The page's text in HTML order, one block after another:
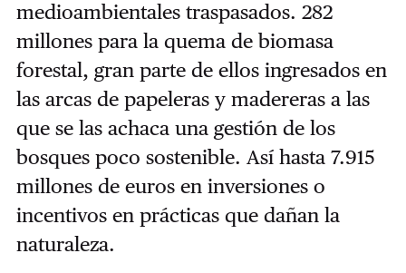
medioambientales traspasados. 282
millones para la quema de biomasa
forestal, gran parte de ellos ingresados en
las arcas de papeleras y madereras a las
que se las achaca una gestión de los
bosques poco sostenible. Así hasta 7.915
millones de euros en inversiones o
incentivos en prácticas que dañan la
naturaleza.